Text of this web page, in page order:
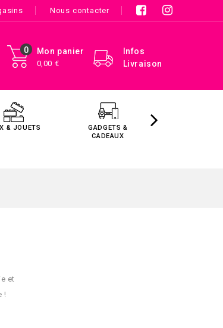
Nous contacter
Infos
Livraison
Mon panier
0,00 €
0
& JOUETS
GADGETS &
CADEAUX
et
!